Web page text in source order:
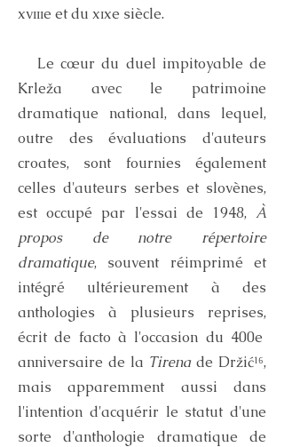
xvɪɪɪe et du xɪxe siècle.
Le cœur du duel impitoyable de
Krleža avec le patrimoine
dramatique national, dans lequel,
outre des évaluations d'auteurs
croates, sont fournies également
celles d'auteurs serbes et slovènes,
est occupé par l'essai de 1948, À
propos de notre répertoire
dramatique, souvent réimprimé et
intégré ultérieurement à des
anthologies à plusieurs reprises,
écrit de facto à l'occasion du 400e
anniversaire de la Tirenade Držić¹⁶,
mais apparemment aussi dans
l'intention d'acquérir le statut d'une
sorte d'anthologie dramatique de